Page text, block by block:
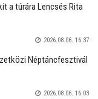
a túrára Lencsés Rita
2026.08.06. 16:37
Néptáncfesztivál
2026.08.06. 16:03